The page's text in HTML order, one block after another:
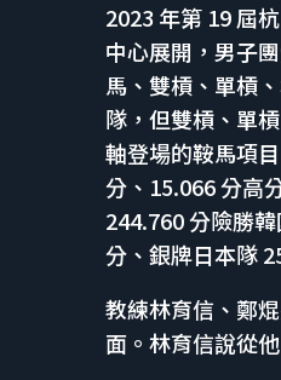
2023 年第 19 屆
中心展開，男子
馬、雙槓、單槓
隊，但雙槓、單
軸登場的鞍馬項
分、15.066 分高
244.760 分險勝
分、銀牌日本隊
教練林育信、鄭
面。林育信說從